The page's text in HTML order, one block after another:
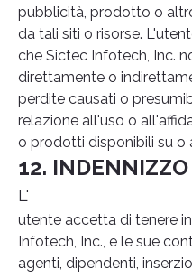
pubblicità, prodotto o
da tali siti o risorse.
che Sictec Infotech, Inc.
direttamente o
perdite causati o
relazione all'uso o
o prodotti disponibili su o
12. INDENNIZZO
L'
utente accetta di tenere
Infotech, Inc., e le sue
agenti, dipendenti,